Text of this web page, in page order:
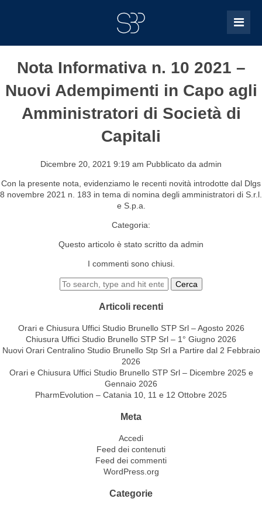
Nota Informativa n. 10 2021 –
Nuovi Adempimenti in Capo agli
Amministratori di Società di
Capitali
Dicembre 20, 2021 9:19 am Pubblicato da admin
Con la presente nota, evidenziamo le recenti novità introdotte dal Dlgs
8 novembre 2021 n. 183 in tema di nomina degli amministratori di S.r.l.
e S.p.a.
Categoria:
Questo articolo è stato scritto da admin
I commenti sono chiusi.
Cerca
Articoli recenti
Orari e Chiusura Uffici Studio Brunello STP Srl – Agosto 2026
Chiusura Uffici Studio Brunello STP Srl – 1° Giugno 2026
Nuovi Orari Centralino Studio Brunello Stp Srl a Partire dal 2 Febbraio
2026
Orari e Chiusura Uffici Studio Brunello STP Srl – Dicembre 2025 e
Gennaio 2026
PharmEvolution – Catania 10, 11 e 12 Ottobre 2025
Meta
Accedi
Feed dei contenuti
Feed dei commenti
WordPress.org
Categorie